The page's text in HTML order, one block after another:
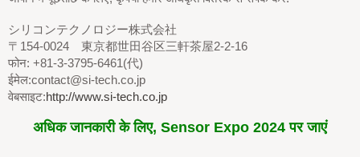
シリコンテクノロジー株式会社
〒154-0024 東京都世田谷区三軒茶屋2-2-16
फोन: +81-3-3795-6461(代)
ईमेल:contact@si-tech.co.jp
वेबसाइट:http://www.si-tech.co.jp
अधिक जानकारी के लिए, Sensor Expo 2024 पर जाएं